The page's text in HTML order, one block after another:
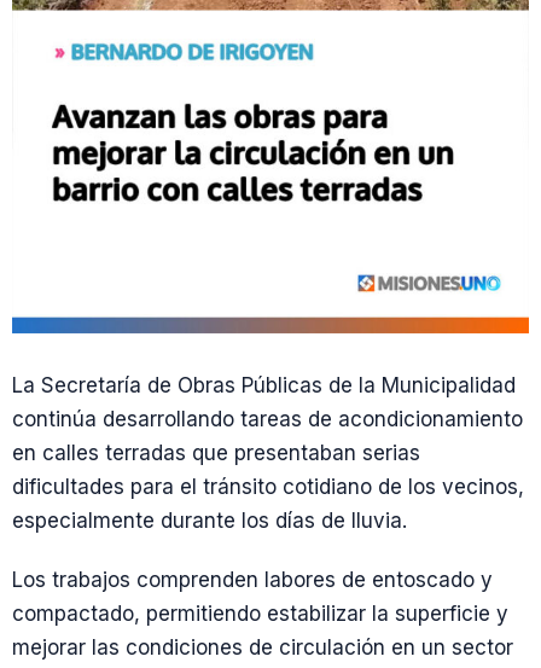
La Secretaría de Obras Públicas de la Municipalidad
continúa desarrollando tareas de acondicionamiento
en calles terradas que presentaban serias
dificultades para el tránsito cotidiano de los vecinos,
especialmente durante los días de lluvia.
Los trabajos comprenden labores de entoscado y
compactado, permitiendo estabilizar la superficie y
mejorar las condiciones de circulación en un sector